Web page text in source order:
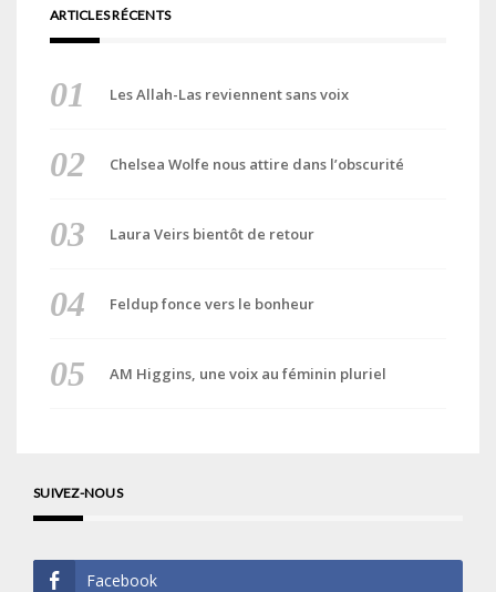
ARTICLES RÉCENTS
Les Allah-Las reviennent sans voix
Chelsea Wolfe nous attire dans l’obscurité
Laura Veirs bientôt de retour
Feldup fonce vers le bonheur
AM Higgins, une voix au féminin pluriel
SUIVEZ-NOUS
Facebook